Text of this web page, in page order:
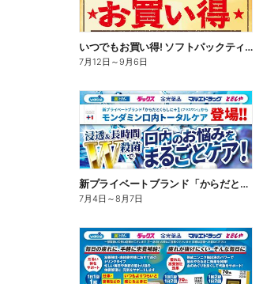
いつでもお買い得! ソフトパックティッシュ
7月12日 ～9月6日
新プライベートブランド「からだとくらしに+1(プラスワン)」よりモンダミン口内トータルケア登場!
7月4日 ～8月7日